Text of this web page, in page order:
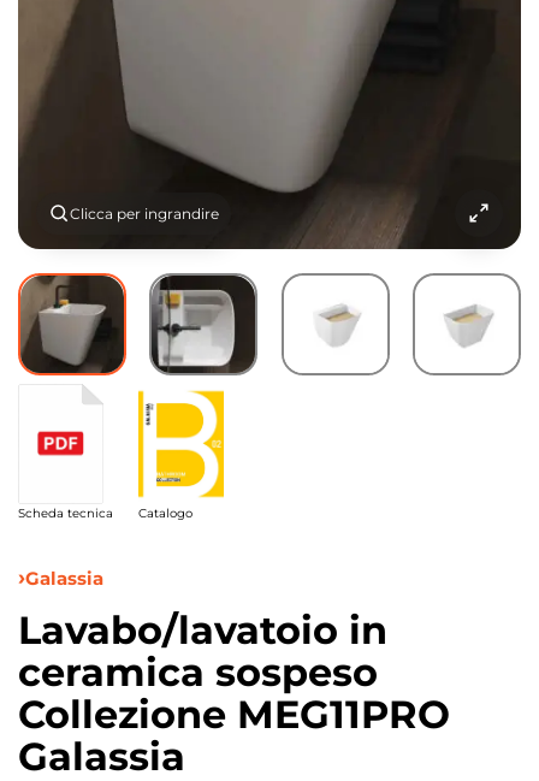
Clicca per ingrandire
Scheda tecnica Catalogo
Galassia
Lavabo/lavatoio in
ceramica sospeso
Collezione MEG11PRO
Galassia